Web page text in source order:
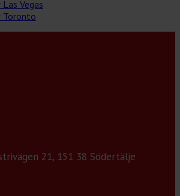
Vegas
Toronto
21, 151 38 Södertälje